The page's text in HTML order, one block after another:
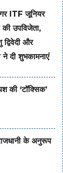
ITF जूनियर
की उपविजेता,
और
ने दी शुभकामनाएं
‘टॉक्सिक’
के अनुरूप